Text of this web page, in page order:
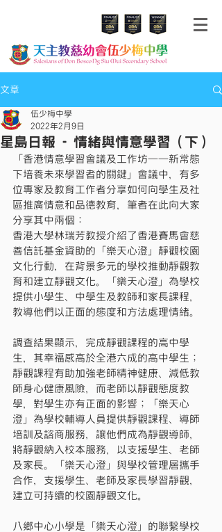
文章
星島日報 - 情緒與情意學習（下）
伍少梅中學
2022年2月9日
「香港情意學習會議及工作坊——新常態
下培養未來學習者的關鍵」會議中，有多
位專家及教育工作者分享如何向學生及社
區推廣情意和品德教育，筆者在此向大家
分享其中兩個：
香港大學林瑞芳教授介紹了香港賽馬會慈
善信託基金資助的「樂天心澄」靜觀校園
文化行動，在背景多元的學校推動靜觀教
育和建立靜觀文化。「樂天心澄」為學校
提供小學生、中學生及教師和家長課程，
教導他們以正面的態度和方法處理情緒。
調查結果顯示，完成靜觀課程的高中學
生，其幸福感高於全港六成的高中學生；
靜觀課程有助加強老師精神健康、減低教
師身心健康風險，而老師以靜觀態度教
學，對學生亦有正面的影響；「樂天心
澄」為學校輔導人員提供靜觀課程、導師
培訓及諮商服務，讓他們成為靜觀導師，
將靜觀納入校本服務，以支援學生、老師
及家長。「樂天心澄」與學校管理層攜手
合作，支援學生、老師及家長學習靜觀，
建立可持續的校園靜觀文化。
八鄉中心小學是「樂天心澄」的聯繫學校